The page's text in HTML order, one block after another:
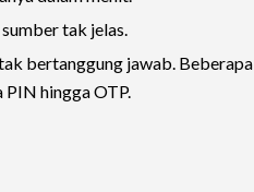
tak jelas.
bertanggung jawab. Beberapa
PIN hingga OTP.